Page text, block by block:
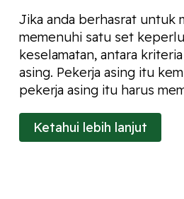
Jika anda berhasrat untuk
memenuhi satu set
keselamatan, antara
asing. Pekerja asing itu
pekerja asing itu harus
Ketahui lebih lanjut